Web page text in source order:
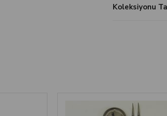
Koleksiyonu